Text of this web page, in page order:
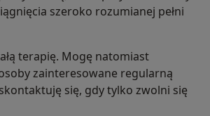
szeroko rozumianej pełni
terapię. Mogę natomiast
zainteresowane regularną
się, gdy tylko zwolni się